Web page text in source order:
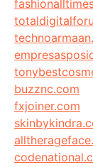
buzznc.com
fxjoiner.com